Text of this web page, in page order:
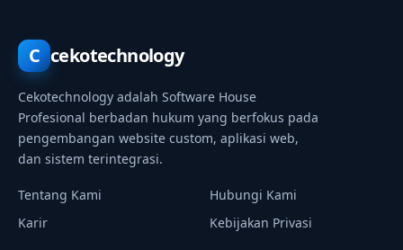
C cekotechnology
Cekotechnology adalah Software House
Profesional berbadan hukum yang berfokus pada
pengembangan website custom, aplikasi web,
dan sistem terintegrasi.
Tentang Kami
Hubungi Kami
Karir
Kebijakan Privasi